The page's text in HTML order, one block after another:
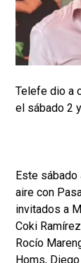
Telefe dio a
el sábado 2
Este
aire con
invitados a
Coki
Rocío
Homs,